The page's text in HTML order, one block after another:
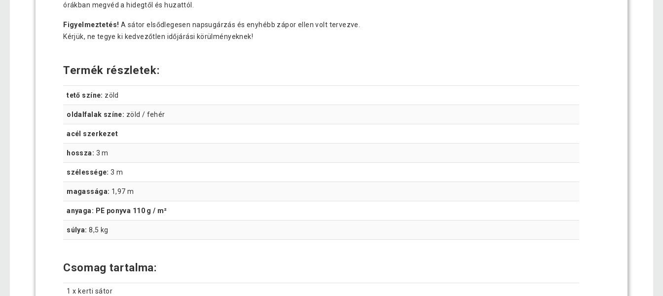
órákban megvéd a hidegtől és huzattól.
Figyelmeztetés! A sátor elsődlegesen napsugárzás és enyhébb zápor ellen volt tervezve.
Kérjük, ne tegye ki kedvezőtlen időjárási körülményeknek!
Termék részletek:
tető színe: zöld
oldalfalak színe: zöld / fehér
acél szerkezet
hossza: 3 m
szélessége: 3 m
magassága: 1,97 m
anyaga: PE ponyva 110 g / m²
súlya: 8,5 kg
Csomag tartalma:
1 x kerti sátor